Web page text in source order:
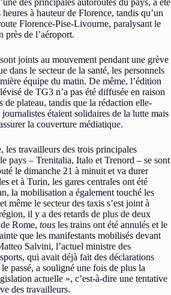
des principales autoroutes du pays, a été
à hauteur de Florence, tandis qu’un
Florence-Pise-Livourne, paralysant le
de l’aéroport.
joints au mouvement pendant une grève
dans le secteur de la santé, les personnels
équipe du matin. De même, l’édition
de TG3 n’a pas été diffusée en raison
de plateau, tandis que la rédaction elle-
étaient solidaires de la lutte mais
la couverture médiatique.
les travailleurs des trois principales
pays – Trenitalia, Italo et Trenord – se sont
le dimanche 21 à minuit et va durer
et à Turin, les gares centrales ont été
la mobilisation a également touché les
même le secteur des taxis s’est joint à
il y a des retards de plus de deux
Rome, tous les trains ont été annulés et le
que les manifestants mobilisés devant
Salvini, l’actuel ministre des
qui avait déjà fait des déclarations
passé, a souligné une fois de plus la
actuelle », c’est-à-dire une tentative
des travailleurs.